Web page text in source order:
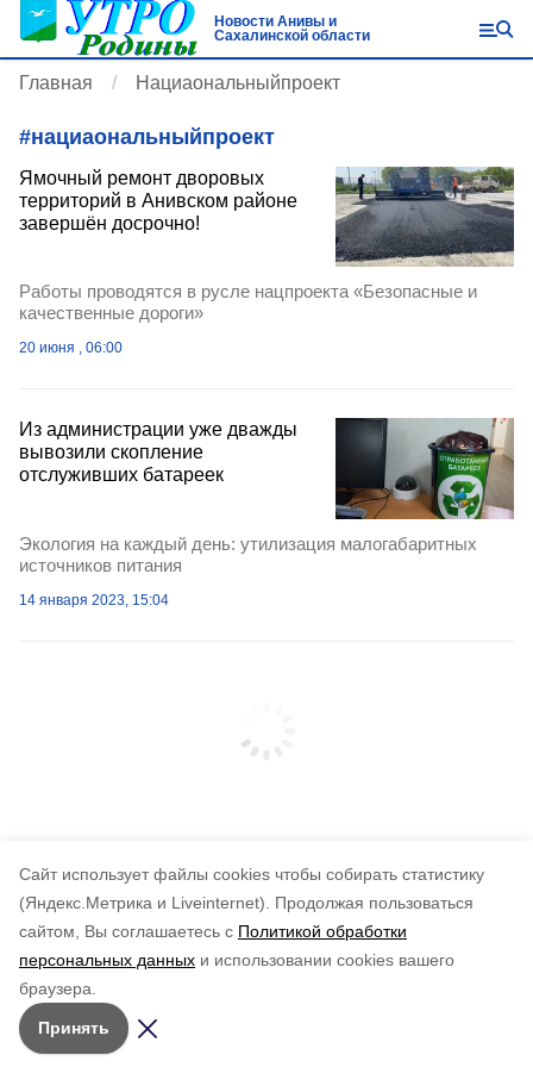
Cайт использует файлы cookies чтобы собирать статистику
(Яндекс.Метрика и Liveinternet).
Продолжая пользоваться
сайтом, Вы соглашаетесь с Политикой обработки
персональных данных и использовании cookies вашего
браузера.
Принять
Новости Анивы и
Сахалинской области
Главная Нациаональныйпроект
#нациаональныйпроект
Ямочный ремонт дворовых
территорий в Анивском районе
завершён досрочно!
Работы проводятся в русле нацпроекта «Безопасные и
качественные дороги»
20 июня , 06:00
Из администрации уже дважды
вывозили скопление
отслуживших батареек
Экология на каждый день: утилизация малогабаритных
источников питания
14 января 2023, 15:04